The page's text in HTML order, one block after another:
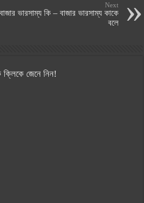
Next
বাজার ভারসাম্য কি – বাজার ভারসাম্য কাকে
বলে
জেনে নিন!